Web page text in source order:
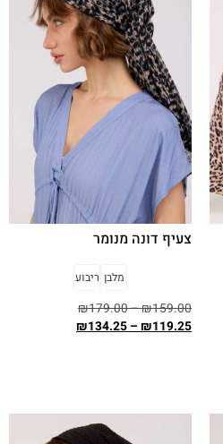
צעיף דונה מנומר
מלבן ריבוע
₪159.00
–
₪179.00
₪119.25
–
₪134.25